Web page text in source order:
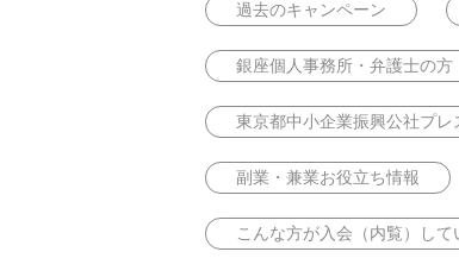
過去のキャンペーン
銀座個人事務所・弁護士の方
東京都中小企業振興公社プレ
副業・兼業お役立ち情報
こんな方が入会（内覧）して